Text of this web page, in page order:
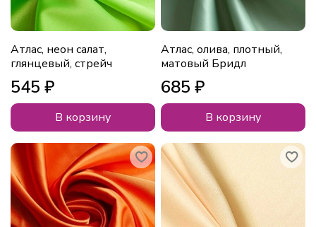
Атлас, неон салат,
глянцевый, стрейч
545 ₽
В корзину
Атлас, олива, плотный,
матовый Бридл
685 ₽
В корзину